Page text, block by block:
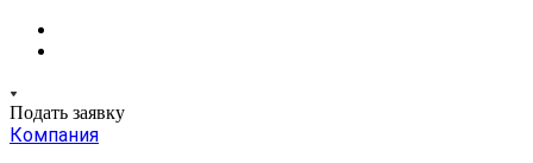
Подать заявку
Компания